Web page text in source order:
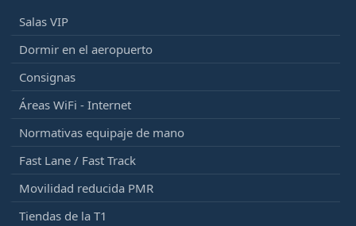
Salas VIP
Dormir en el aeropuerto
Consignas
Áreas WiFi - Internet
Normativas equipaje de mano
Fast Lane / Fast Track
Movilidad reducida PMR
Tiendas de la T1